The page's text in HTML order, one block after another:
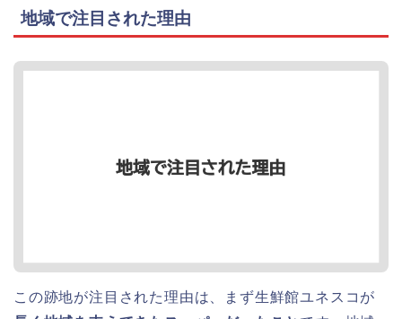
地域で注目された理由
この跡地が注目された理由は、まず生鮮館ユネスコが